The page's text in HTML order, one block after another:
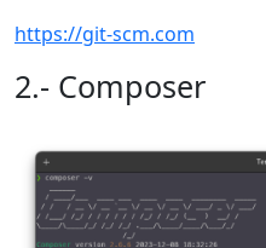
https://git-scm.com
2.- Composer